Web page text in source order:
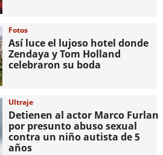
Fotos
Así luce el lujoso hotel donde
Zendaya y Tom Holland
celebraron su boda
Ultraje
Detienen al actor Marco Furlan
por presunto abuso sexual
contra un niño autista de 5
años